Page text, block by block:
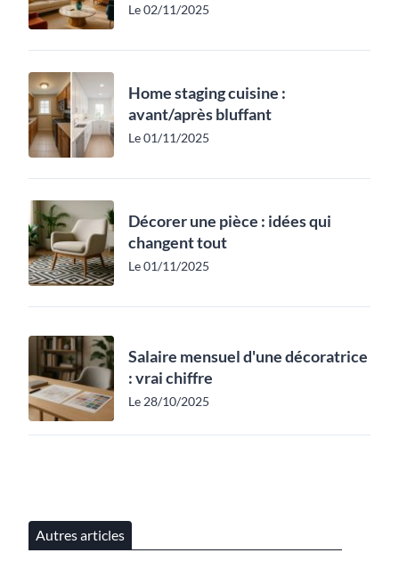
Le 02/11/2025
Home staging cuisine :
avant/après bluffant
Le 01/11/2025
Décorer une pièce : idées qui
changent tout
Le 01/11/2025
Salaire mensuel d'une décoratrice
: vrai chiffre
Le 28/10/2025
Autres articles